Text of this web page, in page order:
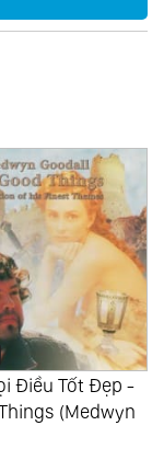
Điều Tốt Đẹp -
(Medwyn